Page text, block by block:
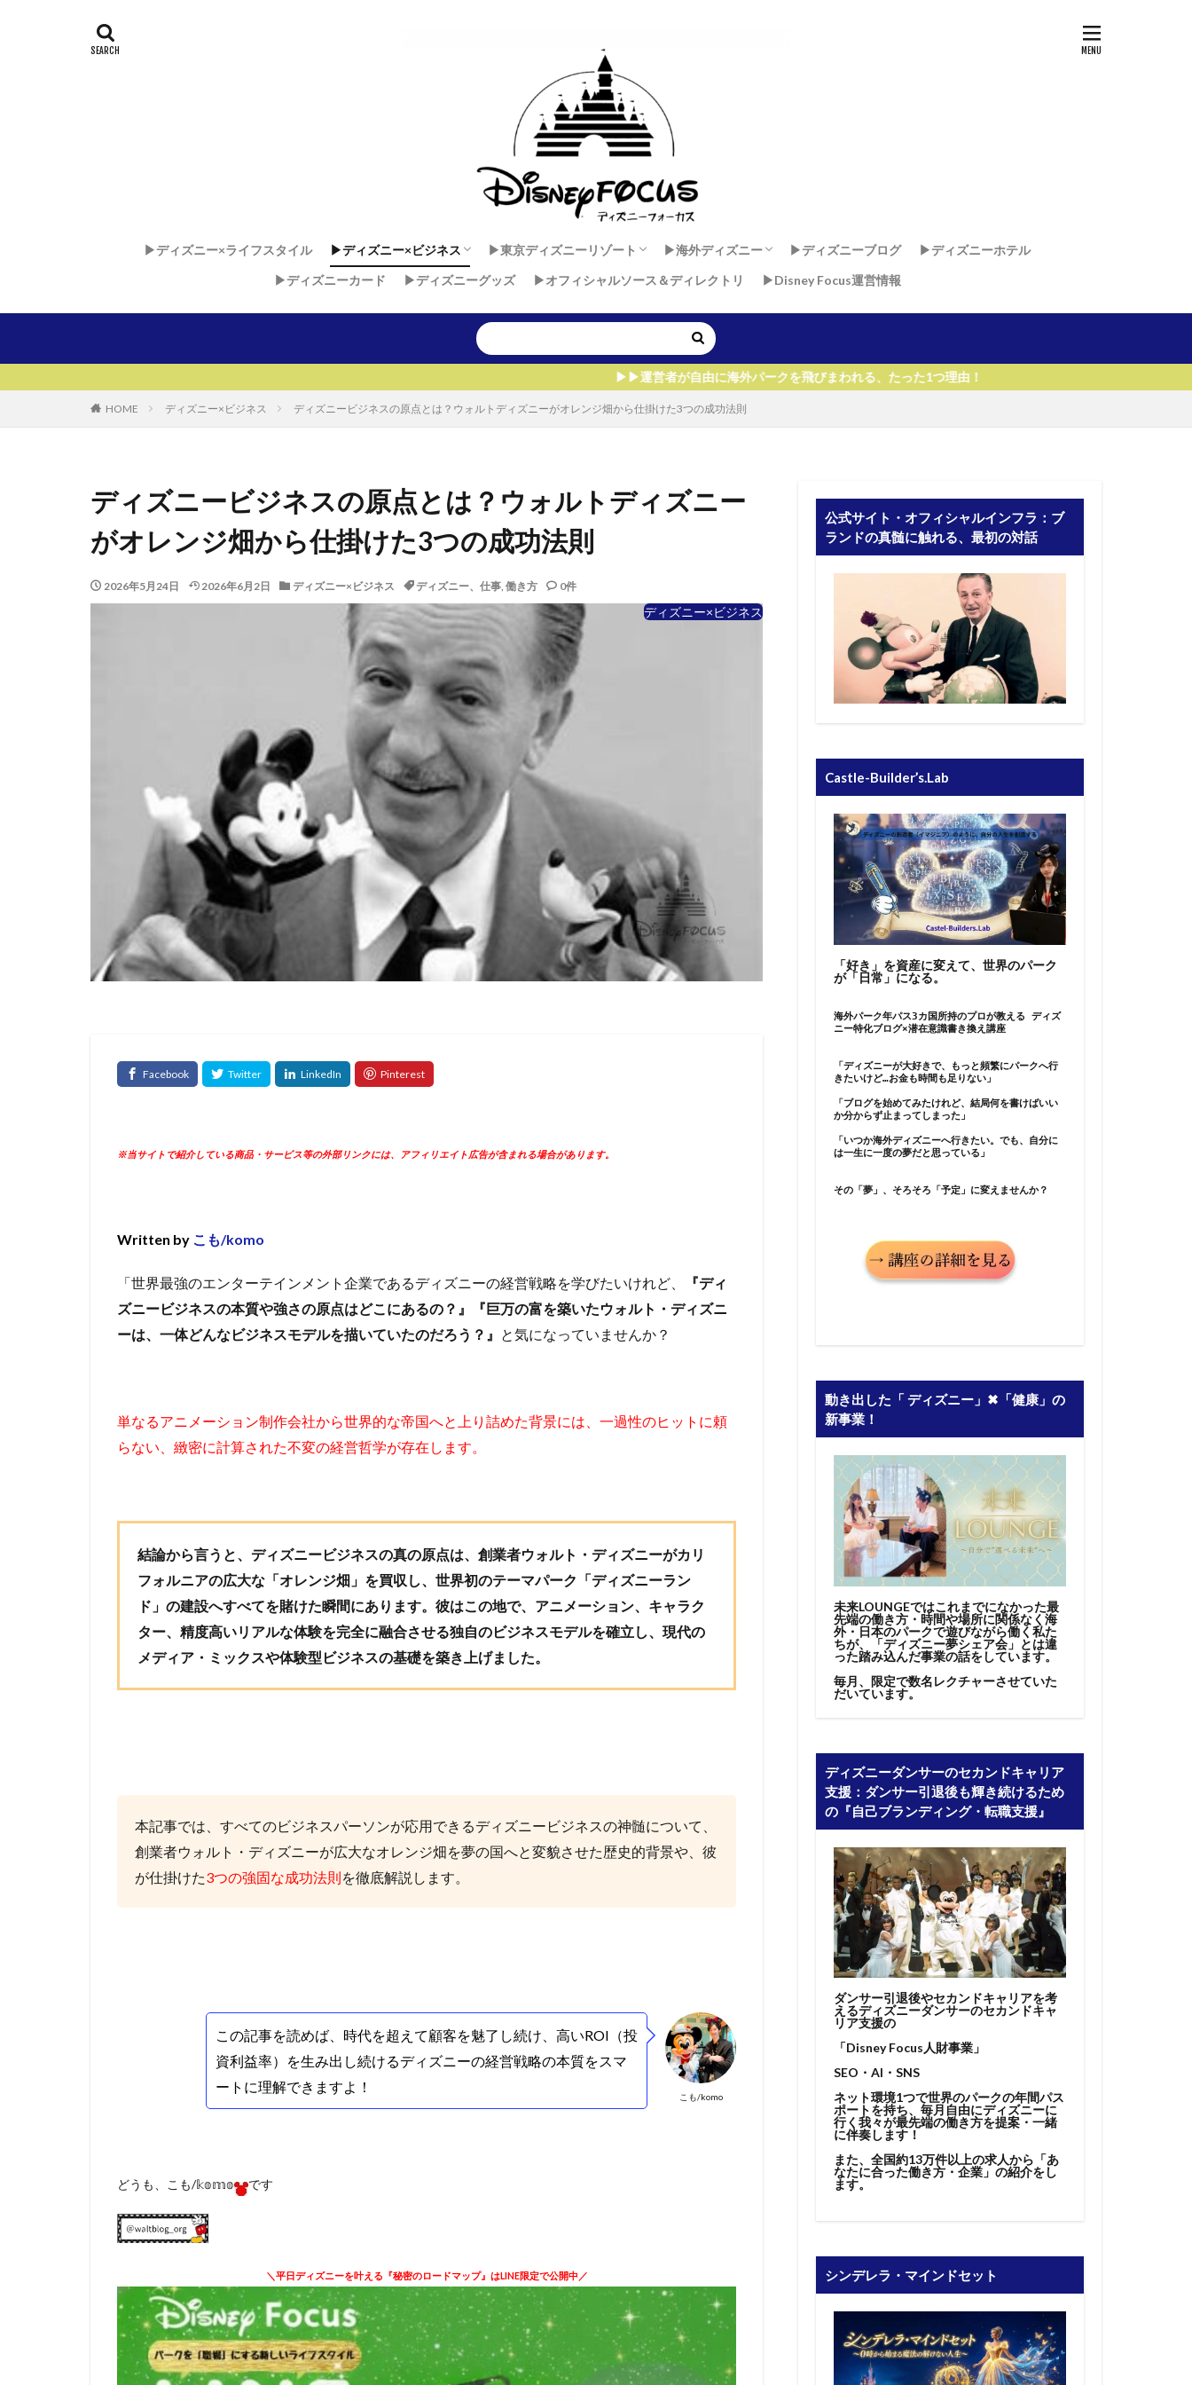
▶︎ディズニー×ライフスタイル ▶︎ディズニー×ビジネス
ディズニー × 健康
ディズニダンサーセカンドキャリア
ディズニー×マインド
▶︎東京ディズニーリゾート
東京ディズニーランド
東京ディズニーシー
▶︎海外ディズニー
香港ディズニーランド
上海ディズニーランド
アウラニ・ディズニー・リゾート & スパ
ディズニーランド・リゾート
ディズニーランドパリ
ウォルト・ディズニー・ワールド・リゾート
▶︎ディズニーブログ
▶︎ディズニーホテル
▶︎ディズニーカード
▶︎ディズニーグッズ ▶︎オフィシャルソース＆ディレクトリ ▶︎Disney Focus運営情報
▶︎▶︎運営者が自由に海外パークを飛びまわれる、たった1つ理由！
HOME ディズニー×ビジネス ディズニービジネスの原点とは？ウォルトディズニーがオレンジ畑から仕掛けた3つの成功法則
ディズニービジネスの原点とは？ウォルトディズニー
がオレンジ畑から仕掛けた3つの成功法則
2026年5月24日 2026年6月2日 ディズニー×ビジネス ディズニー、仕事, 働き方 0件
ディズニー×ビジネス
※当サイトで紹介している商品・サービス等の外部リンクには、アフィリエイト広告が含まれる場合があります。
Written by こも/komo
「世界最強のエンターテインメント企業であるディズニーの経営戦略を学びたいけれど、
『ディ
ズニービジネスの本質や強さの原点はどこにあるの？』『巨万の富を築いたウォルト・ディズニ
ーは、一体どんなビジネスモデルを描いていたのだろう？』 と気になっていませんか？
単なるアニメーション制作会社から世界的な帝国へと上り詰めた背景には、一過性のヒットに頼
らない、緻密に計算された不変の経営哲学が存在します。
結論から言うと、ディズニービジネスの真の原点は、創業者ウォルト・ディズニーがカリ
フォルニアの広大な「オレンジ畑」を買収し、世界初のテーマパーク「ディズニーラン
ド」の建設へすべてを賭けた瞬間にあります。彼はこの地で、アニメーション、キャラク
ター、精度高いリアルな体験を完全に融合させる独自のビジネスモデルを確立し、現代の
メディア・ミックスや体験型ビジネスの基礎を築き上げました。
本記事では、すべてのビジネスパーソンが応用できるディズニービジネスの神髄について、
創業者ウォルト・ディズニーが広大なオレンジ畑を夢の国へと変貌させた歴史的背景や、彼
が仕掛けた3つの強固な成功法則を徹底解説します。
こも/komo
この記事を読めば、時代を超えて顧客を魅了し続け、高いROI（投
資利益率）を生み出し続けるディズニーの経営戦略の本質をスマ
ートに理解できますよ！
どうも、こも/𝕜𝕠𝕞𝕠 です
＼平日ディズニーを叶える『秘密のロードマップ』はLINE限定で公開中／
公式サイト・オフィシャルインフラ：ブ
ランドの真髄に触れる、最初の対話
Castle-Builder’s.Lab
「好き」を資産に変えて、世界のパーク
が「日常」になる。
海外パーク年パス3カ国所持のプロが教える ディズ
ニー特化ブログ×潜在意識書き換え講座
「ディズニーが大好きで、もっと頻繁にパークへ行
きたいけど…お金も時間も足りない」
「ブログを始めてみたけれど、結局何を書けばいい
か分からず止まってしまった」
「いつか海外ディズニーへ行きたい。でも、自分に
は一生に一度の夢だと思っている」
その「夢」、そろそろ「予定」に変えませんか？
動き出した「 ディズニー」✖︎「健康」の
新事業！
未来LOUNGEではこれまでになかった最
先端の働き方・時間や場所に関係なく海
外・日本のパークで遊びながら働く私た
ちが、「ディズニー夢シェア会」とは違
った踏み込んだ事業の話をしています。
毎月、限定で数名レクチャーさせていた
だいています。
ディズニーダンサーのセカンドキャリア
支援：ダンサー引退後も輝き続けるため
の『自己ブランディング・転職支援』
ダンサー引退後やセカンドキャリアを考
えるディズニーダンサーのセカンドキャ
リア支援の
「Disney Focus人財事業」
SEO・AI・SNS
ネット環境1つで世界のパークの年間パス
ポートを持ち、毎月自由にディズニーに
行く我々が最先端の働き方を提案・一緒
に伴奏します！
また、全国約13万件以上の求人から「あ
なたに合った働き方・企業」の紹介をし
ます。
シンデレラ・マインドセット